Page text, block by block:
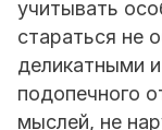
учитывать
стараться не
деликатными
подопечного
мыслей, не